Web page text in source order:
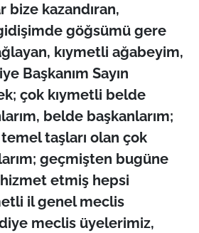
bize kazandıran,
göğsümü gere
kıymetli ağabeyim,
Başkanım Sayın
çok kıymetli belde
belde başkanlarım;
taşları olan çok
geçmişten bugüne
etmiş hepsi
il genel meclis
meclis üyelerimiz,